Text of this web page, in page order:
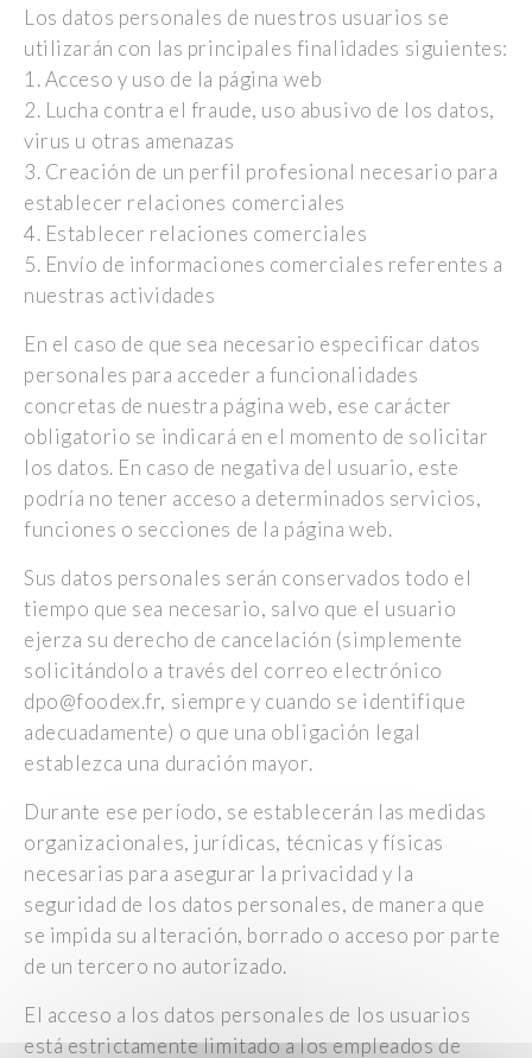
Los datos personales de nuestros usuarios se
utilizarán con las principales finalidades siguientes:
1. Acceso y uso de la página web
2. Lucha contra el fraude, uso abusivo de los datos,
virus u otras amenazas
3. Creación de un perfil profesional necesario para
establecer relaciones comerciales
4. Establecer relaciones comerciales
5. Envío de informaciones comerciales referentes a
nuestras actividades
En el caso de que sea necesario especificar datos
personales para acceder a funcionalidades
concretas de nuestra página web, ese carácter
obligatorio se indicará en el momento de solicitar
los datos. En caso de negativa del usuario, este
podría no tener acceso a determinados servicios,
funciones o secciones de la página web.
Sus datos personales serán conservados todo el
tiempo que sea necesario, salvo que el usuario
ejerza su derecho de cancelación (simplemente
solicitándolo a través del correo electrónico
dpo@foodex.fr, siempre y cuando se identifique
adecuadamente) o que una obligación legal
establezca una duración mayor.
Durante ese período, se establecerán las medidas
organizacionales, jurídicas, técnicas y físicas
necesarias para asegurar la privacidad y la
seguridad de los datos personales, de manera que
se impida su alteración, borrado o acceso por parte
de un tercero no autorizado.
El acceso a los datos personales de los usuarios
está estrictamente limitado a los empleados de